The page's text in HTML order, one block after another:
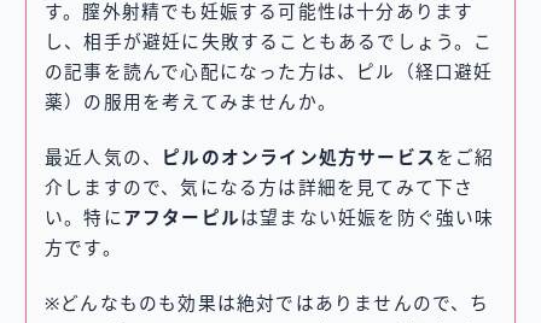
す。膣外射精でも妊娠する可能性は十分あります
し、相手が避妊に失敗することもあるでしょう。こ
の記事を読んで心配になった方は、ピル（経口避妊
薬）の服用を考えてみませんか。
最近人気の、 ピルのオンライン処方サービスをご紹
介しますので、気になる方は詳細を見てみて下さ
い。特にアフターピルは望まない妊娠を防ぐ強い味
方です。
※どんなものも効果は絶対ではありませんので、ち